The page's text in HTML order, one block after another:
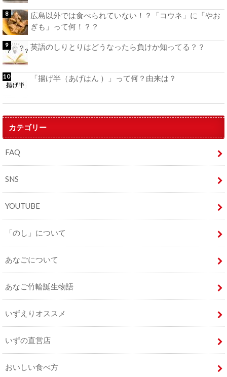
広島以外では食べられていない！？「コウネ」に「やお
ぎも」って何！？？
英語のしりとりはどうなったら負けか知ってる？？
「揚げ半（あげはん ）」って何？由来は？
カテゴリー
FAQ
SNS
YOUTUBE
「のし」について
あなごについて
あなご竹輪誕生物語
いずえりオススメ
いずの直営店
おいしい食べ方